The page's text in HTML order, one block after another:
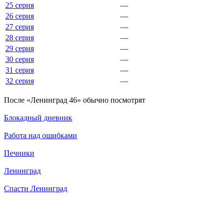
25 серия
—
26 серия
—
27 серия
—
28 серия
—
29 серия
—
30 серия
—
31 серия
—
32 серия
—
По­сле «Ленинград 46» обыч­но по­смот­рят
Блокадный дневник
Работа над ошибками
Печники
Ленинград
Спасти Ленинград